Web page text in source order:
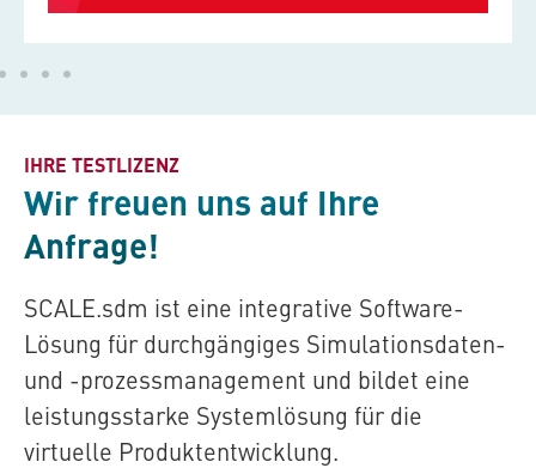
IHRE TESTLIZENZ
Wir freuen uns auf Ihre
Anfrage!
SCALE.sdm ist eine integrative Software-
Lösung für durchgängiges Simulationsdaten-
und -prozessmanagement und bildet eine
leistungsstarke Systemlösung für die
virtuelle Produktentwicklung.